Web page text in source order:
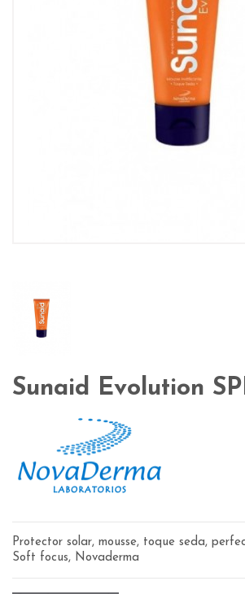
Sunaid Evolution
Protector solar, mousse, toque seda,
Soft focus, Novaderma